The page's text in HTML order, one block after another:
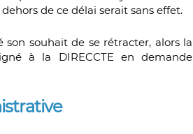
de ce délai serait sans effet.
souhait de se rétracter, alors la
à la DIRECCTE en demande